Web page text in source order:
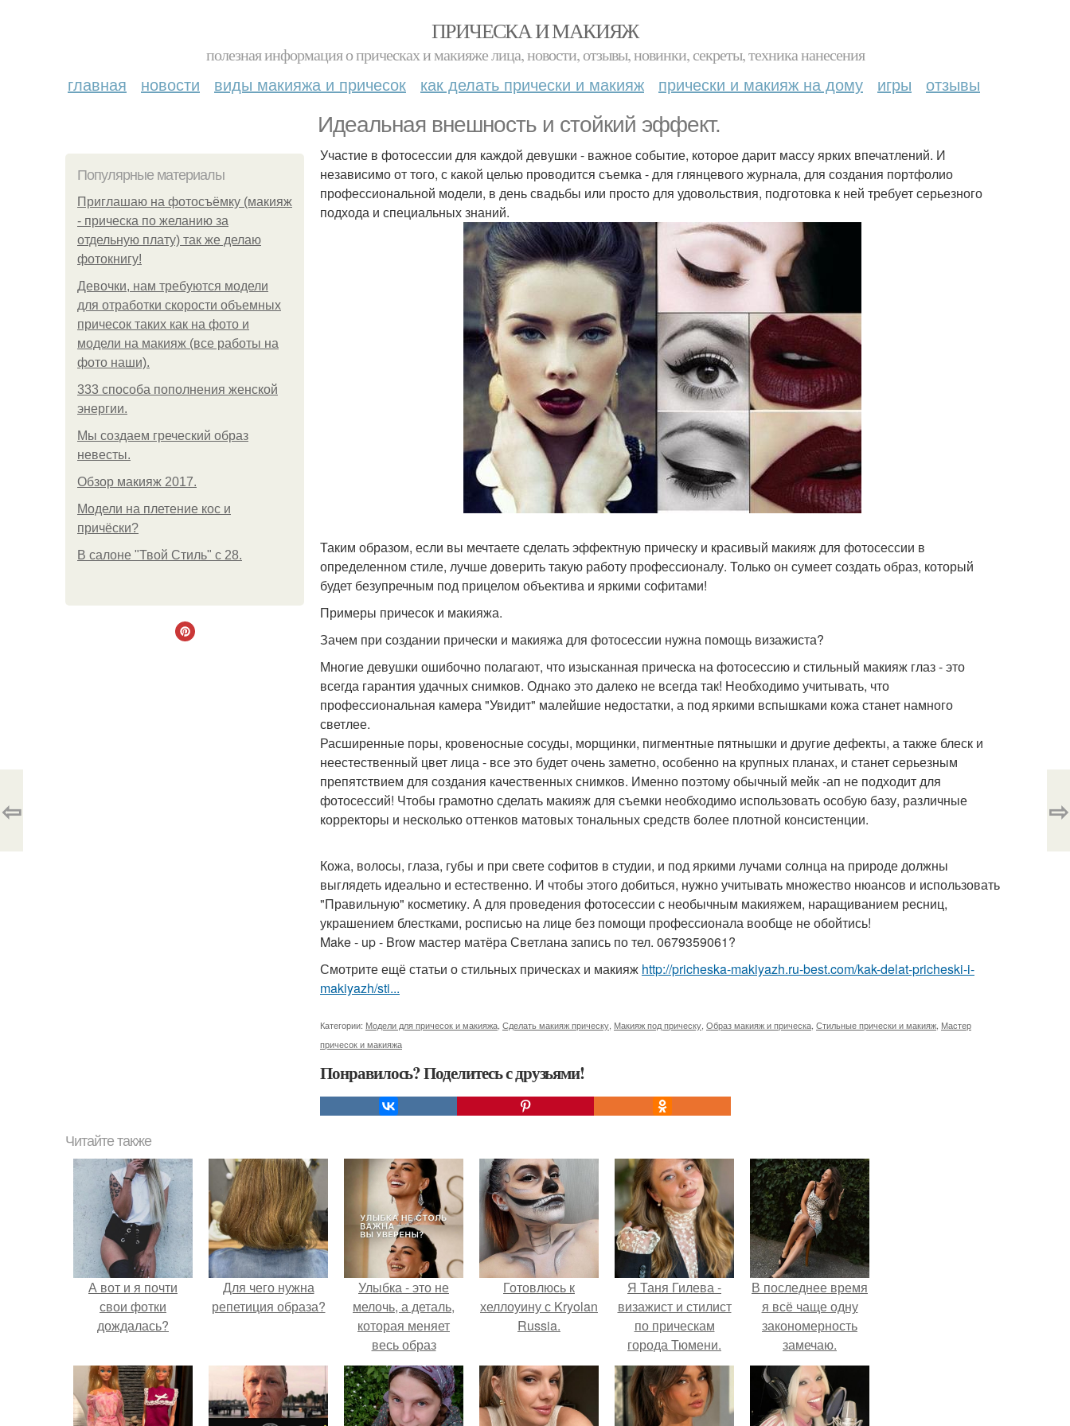
ПРИЧЕСКА И МАКИЯЖ
полезная информация о прическах и макияже лица, новости, отзывы, новинки, секреты, техника нанесения
главная новости виды макияжа и причесок как делать прически и макияж прически и макияж на дому игры отзывы
Идеальная внешность и стойкий эффект.
Популярные материалы
Приглашаю на фотосъёмку (макияж
- прическа по желанию за
отдельную плату) так же делаю
фотокнигу!
Девочки, нам требуются модели
для отработки скорости объемных
причесок таких как на фото и
модели на макияж (все работы на
фото наши).
333 способа пополнения женской
энергии.
Мы создаем греческий образ
невесты.
Обзор макияж 2017.
Модели на плетение кос и
причёски?
В салоне "Твой Стиль" с 28.
Участие в фотосессии для каждой девушки - важное событие, которое дарит массу ярких впечатлений. И
независимо от того, с какой целью проводится съемка - для глянцевого журнала, для создания портфолио
профессиональной модели, в день свадьбы или просто для удовольствия, подготовка к ней требует серьезного
подхода и специальных знаний.
Таким образом, если вы мечтаете сделать эффектную прическу и красивый макияж для фотосессии в
определенном стиле, лучше доверить такую работу профессионалу. Только он сумеет создать образ, который
будет безупречным под прицелом объектива и яркими софитами!
Примеры причесок и макияжа.
Зачем при создании прически и макияжа для фотосессии нужна помощь визажиста?
Многие девушки ошибочно полагают, что изысканная прическа на фотосессию и стильный макияж глаз - это
всегда гарантия удачных снимков. Однако это далеко не всегда так! Необходимо учитывать, что
профессиональная камера "Увидит" малейшие недостатки, а под яркими вспышками кожа станет намного
светлее.
Расширенные поры, кровеносные сосуды, морщинки, пигментные пятнышки и другие дефекты, а также блеск и
неестественный цвет лица - все это будет очень заметно, особенно на крупных планах, и станет серьезным
препятствием для создания качественных снимков. Именно поэтому обычный мейк -ап не подходит для
фотосессий! Чтобы грамотно сделать макияж для съемки необходимо использовать особую базу, различные
корректоры и несколько оттенков матовых тональных средств более плотной консистенции.
Кожа, волосы, глаза, губы и при свете софитов в студии, и под яркими лучами солнца на природе должны
выглядеть идеально и естественно. И чтобы этого добиться, нужно учитывать множество нюансов и использовать
"Правильную" косметику. А для проведения фотосессии с необычным макияжем, наращиванием ресниц,
украшением блестками, росписью на лице без помощи профессионала вообще не обойтись!
Make - up - Brow мастер матёра Светлана запись по тел. 0679359061?
Смотрите ещё статьи о стильных прическах и макияж http://pricheska-makiyazh.ru-best.com/kak-delat-pricheski-i-
makiyazh/sti...
Категории: Модели для причесок и макияжа Сделать макияж прическу Макияж под прическу Образ макияж и прическа Стильные прически и макияж Мастер
причесок и макияжа
Понравилось? Поделитесь с друзьями!
⇦ ⇨
Читайте также
А вот и я почти
свои фотки
дождалась?
Для чего нужна
репетиция образа?
Улыбка - это не
мелочь, а деталь,
которая меняет
весь образ
человека.
Готовлюсь к
хеллоуину с Kryolan
Russia.
Я Таня Гилева -
визажист и стилист
по прическам
города Тюмени.
В последнее время
я всё чаще одну
закономерность
замечаю.